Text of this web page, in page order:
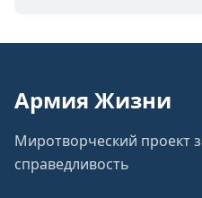
Армия Жизни
Миротворческий проект
справедливость